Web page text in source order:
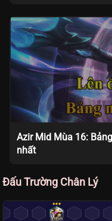
Azir Mid Mùa 16:
nhất
Đấu Trường Chân Lý